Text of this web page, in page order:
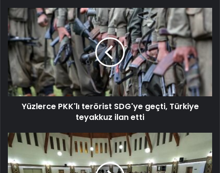
Yüzlerce PKK'lı terörist SDG'ye geçti, Türkiye
teyakkuz ilan etti